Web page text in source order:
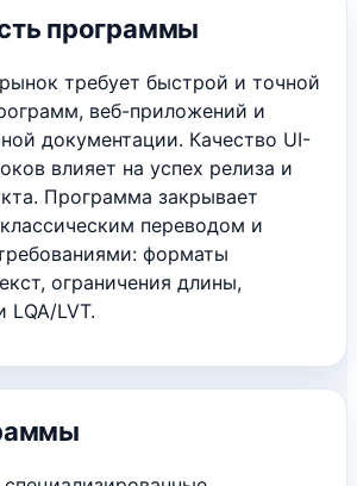
программы
требует быстрой и точной
веб-приложений и
документации. Качество UI-
влияет на успех релиза и
Программа закрывает
переводом и
форматы
ограничения длины,
LQA/LVT.